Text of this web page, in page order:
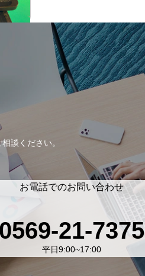
談ください。
お電話でのお問い合わせ
0569-21-7375
平日9:00~17:00